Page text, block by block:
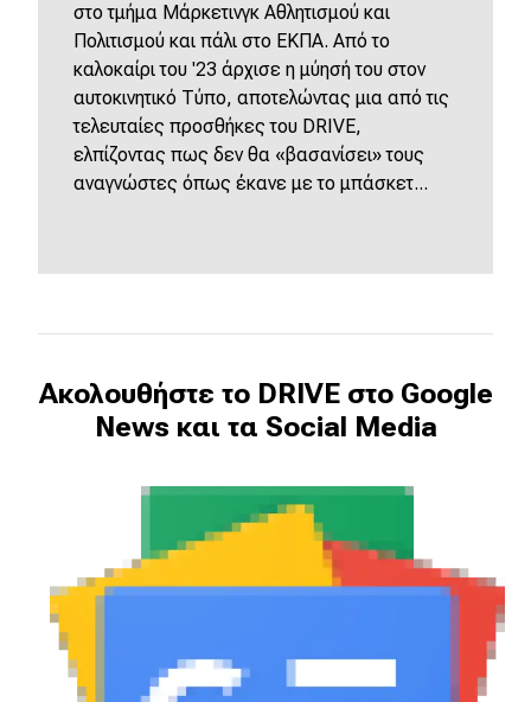
στο τμήμα Μάρκετινγκ Αθλητισμού και
Πολιτισμού και πάλι στο ΕΚΠΑ. Από το
καλοκαίρι του '23 άρχισε η μύησή του στον
αυτοκινητικό Τύπο, αποτελώντας μια από τις
τελευταίες προσθήκες του DRIVE,
ελπίζοντας πως δεν θα «βασανίσει» τους
αναγνώστες όπως έκανε με το μπάσκετ...
Ακολουθήστε το DRIVE στο Google
News και τα Social Media